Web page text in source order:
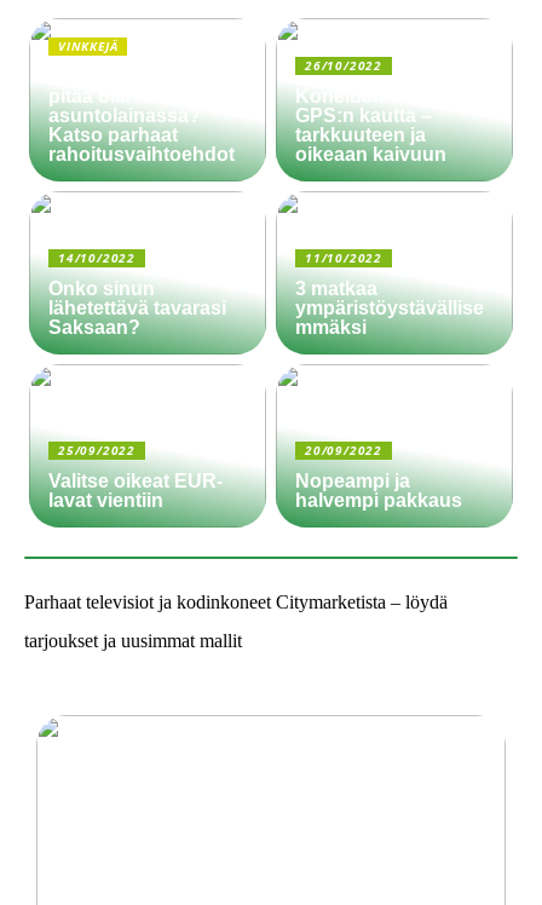
VINKKEJÄ
pitää olla
asuntolainassa?
Katso parhaat
rahoitusvaihtoehdot
26/10/2022
Koneiden ohjaus
GPS:n kautta –
tarkkuuteen ja
oikeaan kaivuun
14/10/2022
Onko sinun
lähetettävä tavarasi
Saksaan?
11/10/2022
3 matkaa
ympäristöystävällise
mmäksi
25/09/2022
Valitse oikeat EUR-
lavat vientiin
20/09/2022
Nopeampi ja
halvempi pakkaus
Parhaat televisiot ja kodinkoneet Citymarketista – löydä
tarjoukset ja uusimmat mallit